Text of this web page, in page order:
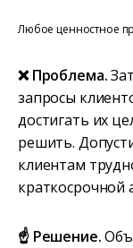
Любое ценностное
❌ Проблема.
запросы
достигать их
решить.
клиентам
краткосрочной
☝️ Решение.